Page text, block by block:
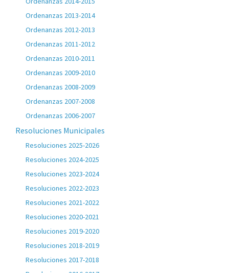
Ordenanzas 2013-2014
Ordenanzas 2012-2013
Ordenanzas 2011-2012
Ordenanzas 2010-2011
Ordenanzas 2009-2010
Ordenanzas 2008-2009
Ordenanzas 2007-2008
Ordenanzas 2006-2007
Resoluciones Municipales
Resoluciones 2025-2026
Resoluciones 2024-2025
Resoluciones 2023-2024
Resoluciones 2022-2023
Resoluciones 2021-2022
Resoluciones 2020-2021
Resoluciones 2019-2020
Resoluciones 2018-2019
Resoluciones 2017-2018